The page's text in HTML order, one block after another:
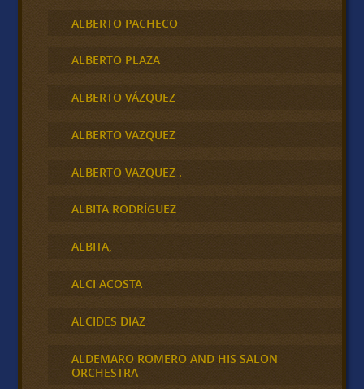
ALBERTO PACHECO
ALBERTO PLAZA
ALBERTO VÁZQUEZ
ALBERTO VAZQUEZ
ALBERTO VAZQUEZ .
ALBITA RODRÍGUEZ
ALBITA,
ALCI ACOSTA
ALCIDES DIAZ
ALDEMARO ROMERO AND HIS SALON
ORCHESTRA